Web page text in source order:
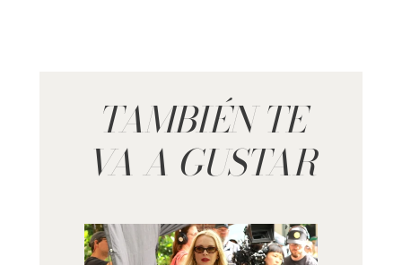
TAMBIÉN TE
VA A GUSTAR